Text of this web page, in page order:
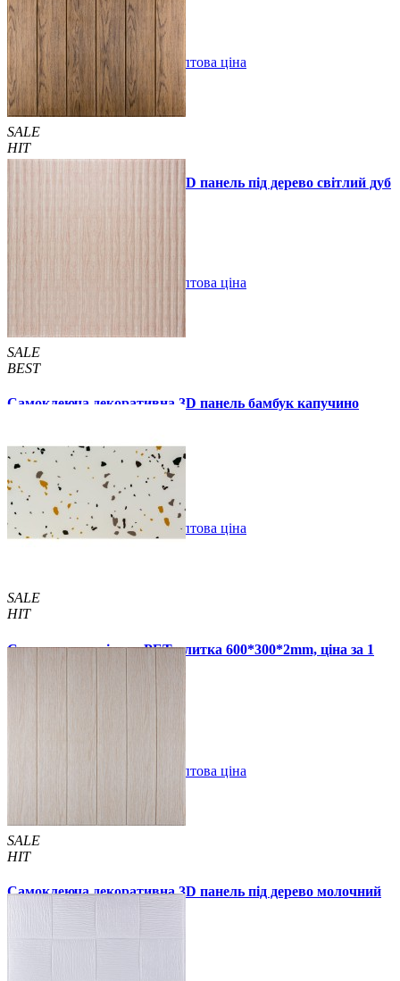
Купити В закладки Оптова ціна
SALE
HIT
Самоклеюча декоративна 3D панель під дерево світлий дуб
89 грн.
Оптова ціна
SALE
BEST
Самоклеюча декоративна 3D панель бамбук капучино
129 грн. /шт 160 грн. /шт
Купити В закладки Оптова ціна
SALE
HIT
Самоклеюча стінова PET плитка 600*300*2mm, ціна за 1
Оптова ціна
SALE
HIT
Самоклеюча декоративна 3D панель під дерево молочний
дуб 700x700x5мм
160 грн.